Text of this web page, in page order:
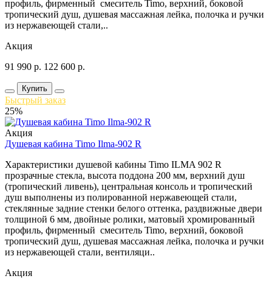
профиль, фирменный смеситель Timo, верхний, боковой
тропический душ, душевая массажная лейка, полочка и ручки
из нержавеющей стали,..
Акция
91 990 р. 122 600 р.
Купить
Быстрый заказ
25%
Акция
Душевая кабина Timo Ilma-902 R
Характеристики душевой кабины Timo ILMA 902 R
прозрачные стекла, высота поддона 200 мм, верхний душ
(тропический ливень), центральная консоль и тропический
душ выполнены из полированной нержавеющей стали,
стеклянные задние стенки белого оттенка, раздвижные двери
толщиной 6 мм, двойные ролики, матовый хромированный
профиль, фирменный смеситель Timo, верхний, боковой
тропический душ, душевая массажная лейка, полочка и ручки
из нержавеющей стали, вентиляци..
Акция